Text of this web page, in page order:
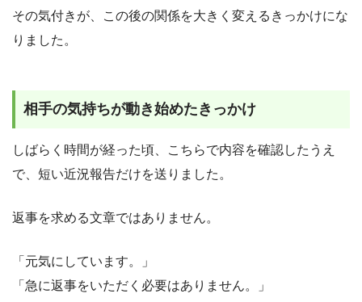
その気付きが、この後の関係を大きく変えるきっかけにな
りました。
相手の気持ちが動き始めたきっかけ
しばらく時間が経った頃、こちらで内容を確認したうえ
で、短い近況報告だけを送りました。
返事を求める文章ではありません。
「元気にしています。」
「急に返事をいただく必要はありません。」